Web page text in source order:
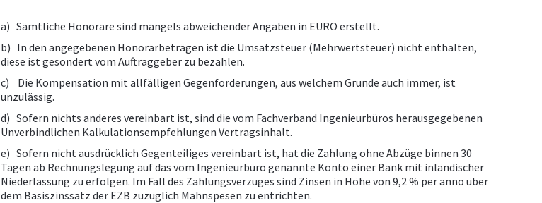
a) Sämtliche Honorare sind mangels abweichender Angaben in EURO erstellt.
b) In den angegebenen Honorarbeträgen ist die Umsatzsteuer (Mehrwertsteuer) nicht enthalten,
diese ist gesondert vom Auftraggeber zu bezahlen.
c) Die Kompensation mit allfälligen Gegenforderungen, aus welchem Grunde auch immer, ist
unzulässig.
d) Sofern nichts anderes vereinbart ist, sind die vom Fachverband Ingenieurbüros herausgegebenen
Unverbindlichen Kalkulationsempfehlungen Vertragsinhalt.
e) Sofern nicht ausdrücklich Gegenteiliges vereinbart ist, hat die Zahlung ohne Abzüge binnen 30
Tagen ab Rechnungslegung auf das vom Ingenieurbüro genannte Konto einer Bank mit inländischer
Niederlassung zu erfolgen. Im Fall des Zahlungsverzuges sind Zinsen in Höhe von 9,2 % per anno über
dem Basiszinssatz der EZB zuzüglich Mahnspesen zu entrichten.